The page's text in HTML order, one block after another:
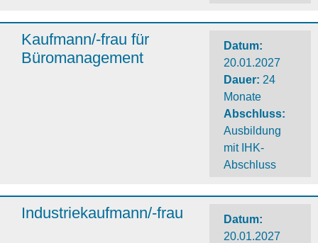
Kaufmann/-frau für
Büromanagement
Datum:
20.01.2027
Dauer: 24
Monate
Abschluss:
Ausbildung
mit IHK-
Abschluss
Industriekaufmann/-frau
Datum:
20.01.2027